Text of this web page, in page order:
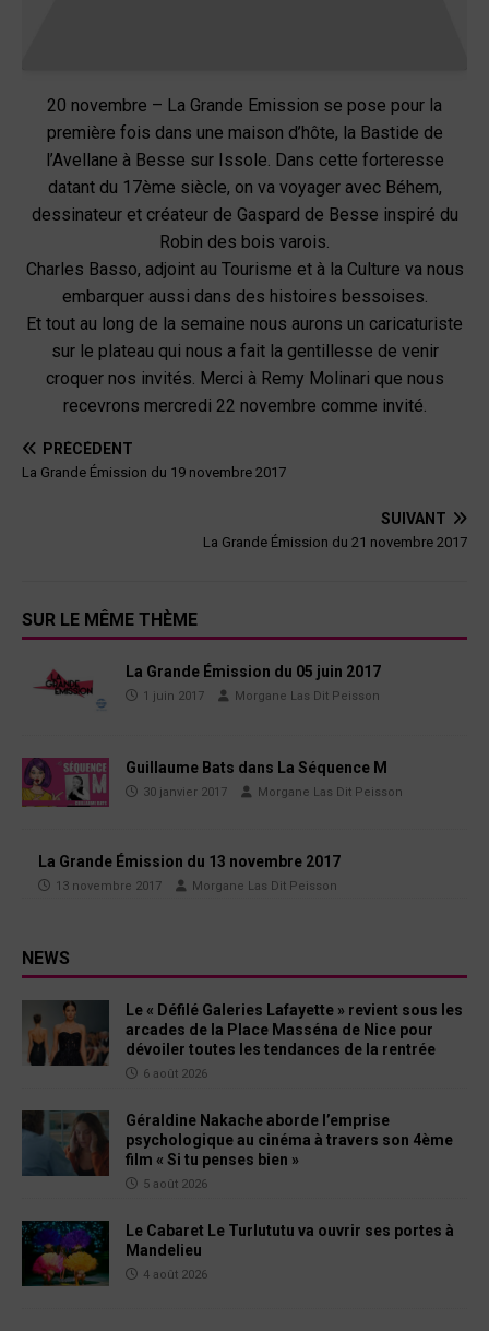
20 novembre – La Grande Emission se pose pour la
première fois dans une maison d’hôte, la Bastide de
l’Avellane à Besse sur Issole. Dans cette forteresse
datant du 17ème siècle, on va voyager avec Béhem,
dessinateur et créateur de Gaspard de Besse inspiré du
Robin des bois varois.
Charles Basso, adjoint au Tourisme et à la Culture va nous
embarquer aussi dans des histoires bessoises.
Et tout au long de la semaine nous aurons un caricaturiste
sur le plateau qui nous a fait la gentillesse de venir
croquer nos invités. Merci à Remy Molinari que nous
recevrons mercredi 22 novembre comme invité.
PRÉCÉDENT
La Grande Émission du 19 novembre 2017
SUIVANT
La Grande Émission du 21 novembre 2017
SUR LE MÊME THÈME
La Grande Émission du 05 juin 2017
1 juin 2017 Morgane Las Dit Peisson
Guillaume Bats dans La Séquence M
30 janvier 2017 Morgane Las Dit Peisson
La Grande Émission du 13 novembre 2017
13 novembre 2017 Morgane Las Dit Peisson
NEWS
Le « Défilé Galeries Lafayette » revient sous les
arcades de la Place Masséna de Nice pour
dévoiler toutes les tendances de la rentrée
6 août 2026
Géraldine Nakache aborde l’emprise
psychologique au cinéma à travers son 4ème
film « Si tu penses bien »
5 août 2026
Le Cabaret Le Turlututu va ouvrir ses portes à
Mandelieu
4 août 2026